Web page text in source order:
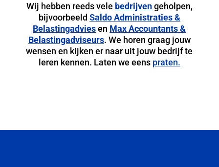
Wij hebben reeds vele bedrijvengeholpen,
bijvoorbeeld Saldo Administraties &
Belastingadviesen Max Accountants &
Belastingadviseurs. We horen graag jouw
wensen en kijken er naar uit jouw bedrijf te
leren kennen. Laten we eens praten.